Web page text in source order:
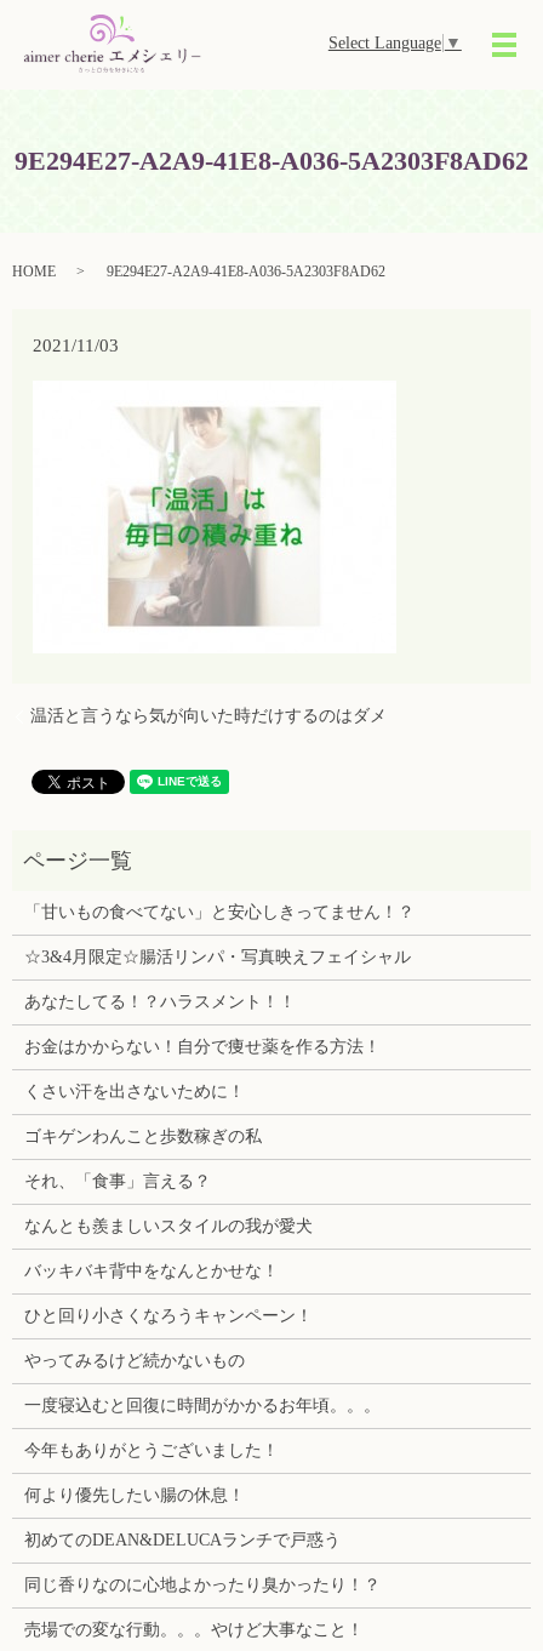
Select Language ▼
メ
9E294E27-A2A9-41E8-A036-5A2303F8AD62
HOME 9E294E27-A2A9-41E8-A036-5A2303F8AD62
2021/11/03
温活と言うなら気が向いた時だけするのはダメ
「甘いもの食べてない」と安心しきってません！？
☆3&4月限定☆腸活リンパ・写真映えフェイシャル
あなたしてる！？ハラスメント！！
お金はかからない！自分で痩せ薬を作る方法！
くさい汗を出さないために！
ゴキゲンわんこと歩数稼ぎの私
それ、「食事」言える？
なんとも羨ましいスタイルの我が愛犬
バッキバキ背中をなんとかせな！
ひと回り小さくなろうキャンペーン！
やってみるけど続かないもの
一度寝込むと回復に時間がかかるお年頃。。。
今年もありがとうございました！
何より優先したい腸の休息！
初めてのDEAN&DELUCAランチで戸惑う
同じ香りなのに心地よかったり臭かったり！？
売場での変な行動。。。やけど大事なこと！